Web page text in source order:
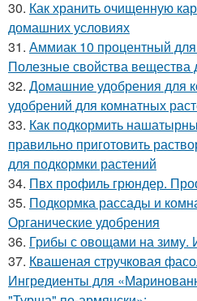
30. Как хранить очищенную
домашних условиях
31. Аммиак 10 процентный
Полезные свойства вещества
32. Домашние удобрения для
удобрений для комнатных
33. Как подкормить
правильно приготовить
для подкормки растений
34. Пвх профиль грюндер.
35. Подкормка рассады и
Органические удобрения
36. Грибы с овощами на зиму.
37. Квашеная стручковая
Ингредиенты для